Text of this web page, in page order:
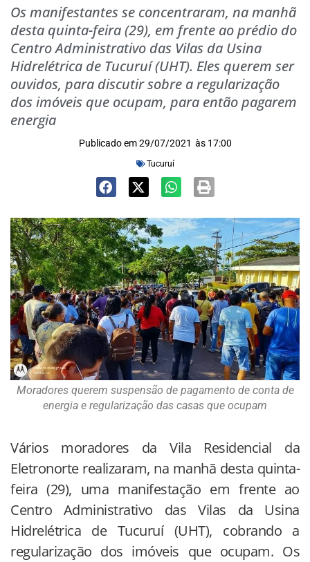
Os manifestantes se concentraram, na manhã
desta quinta-feira (29), em frente ao prédio do
Centro Administrativo das Vilas da Usina
Hidrelétrica de Tucuruí (UHT). Eles querem ser
ouvidos, para discutir sobre a regularização
dos imóveis que ocupam, para então pagarem
energia
Publicado em 29/07/2021 às 17:00
Tucuruí
Moradores querem suspensão de pagamento de conta de
energia e regularização das casas que ocupam
Vários moradores da Vila Residencial da
Eletronorte realizaram, na manhã desta quinta-
feira (29), uma manifestação em frente ao
Centro Administrativo das Vilas da Usina
Hidrelétrica de Tucuruí (UHT), cobrando a
regularização dos imóveis que ocupam. Os